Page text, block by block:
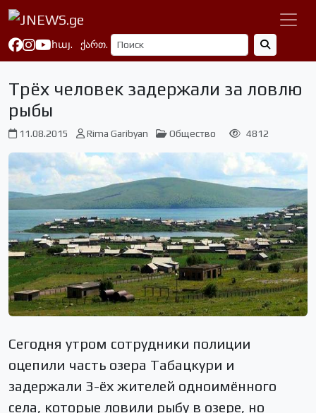
հայ. ქართ.
Трёх человек задержали за ловлю
рыбы
11.08.2015 Rima Garibyan Общество 4812
Сегодня утром сотрудники полиции
оцепили часть озера Табацкури и
задержали 3-ёх жителей одноимённого
села, которые ловили рыбу в озере, но